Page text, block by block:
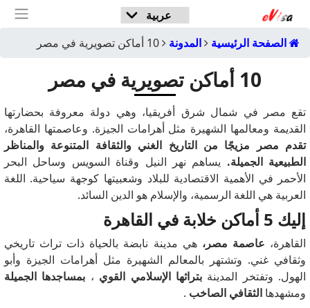
الصفحة الرئيسية المدونة
10 أماكن تصويرية في مصر
تقع مصر في شمال شرق أفريقيا، وهي دولة معروفة بحضارتها
القديمة ومعالمها الشهيرة مثل أهرامات الجيزة. وعاصمتها القاهرة،
تقدم مصر مزيجًا من التاريخ الغني والثقافة المتنوعة والمناظر
الطبيعية الجميلة. يساهم نهر النيل وقناة السويس وساحل البحر
الأحمر في الأهمية الاقتصادية للبلاد وشعبيتها كوجهة سياحية. اللغة
العربية هي اللغة الرسمية، والإسلام هو الدين السائد.
إليك 5 أماكن خلابة في القاهرة
القاهرة، عاصمة مصر، هي مدينة نابضة بالحياة ذات تراث تاريخي
وثقافي غني. وتشتهر بالمعالم الشهيرة مثل أهرامات الجيزة وأبو
الهول. وتفتخر المدينةبتراثها الإسلامي القوي ، بمساجدها الجميلة
ومشهدها الثقافي الصاخب .